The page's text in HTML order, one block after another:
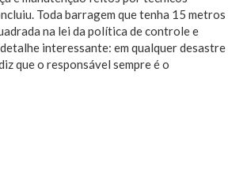
Toda barragem que tenha 15 metros
na lei da política de controle e
interessante: em qualquer desastre
que o responsável sempre é o